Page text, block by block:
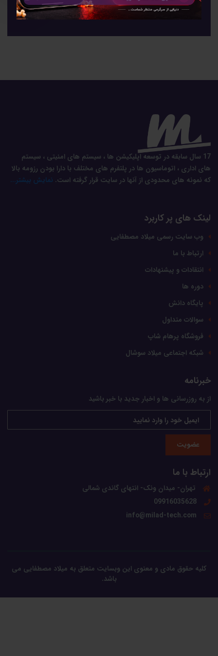
17 سال سابقه در توسعه اپلیکیشن ها ، سیستم های امنیتی ، سیستم
های اداری ، اتوماسیون ها در پلتفرم های مختلف با دارا بودن رزومه بالا
که نمونه های محدودی از آنها در سایت قرار گرفته است. نمایش بیشتر...
لینک های پر کاربرد
وب سایت رسمی میلاد مصطفایی
ارتباط با ما
انتقادات و پیشنهادات
دوره ها
پایگاه دانش
سوالات متداول
فروشگاه پرهام شاپ
شبکه اجتماعی میلاد سوشال
خبرنامه
از به روزرسانی ها و اخبار جدید با خبر باشید
عضویت
ارتباط با ما
تهران- میدان ونک- انتهای گاندی شمالی
09916035628
info@milad-tech.com
کلیه حقوق مادی و معنوی این وبسایت متعلق به میلاد مصطفایی می
باشد.